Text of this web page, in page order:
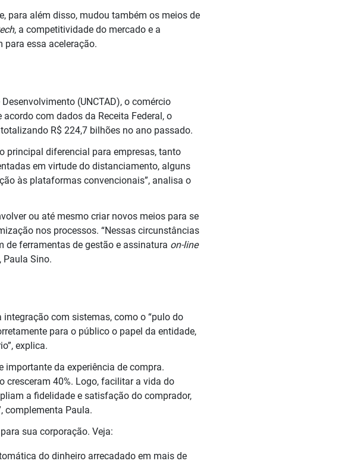
para além disso, mudou também os meios de
, a competitividade do mercado e a
essa aceleração.
(UNCTAD), o comércio
com dados da Receita Federal, o
R$ 224,7 bilhões no ano passado.
principal diferencial para empresas, tanto
em virtude do distanciamento, alguns
às plataformas convencionais”, analisa o
ou até mesmo criar novos meios para se
nos processos. “Nessas circunstâncias
de ferramentas de gestão e assinatura on-line
Paula Sino.
com sistemas, como o “pulo do
para o público o papel da entidade,
explica.
importante da experiência de compra.
cresceram 40%. Logo, facilitar a vida do
a fidelidade e satisfação do comprador,
complementa Paula.
sua corporação. Veja:
do dinheiro arrecadado em mais de